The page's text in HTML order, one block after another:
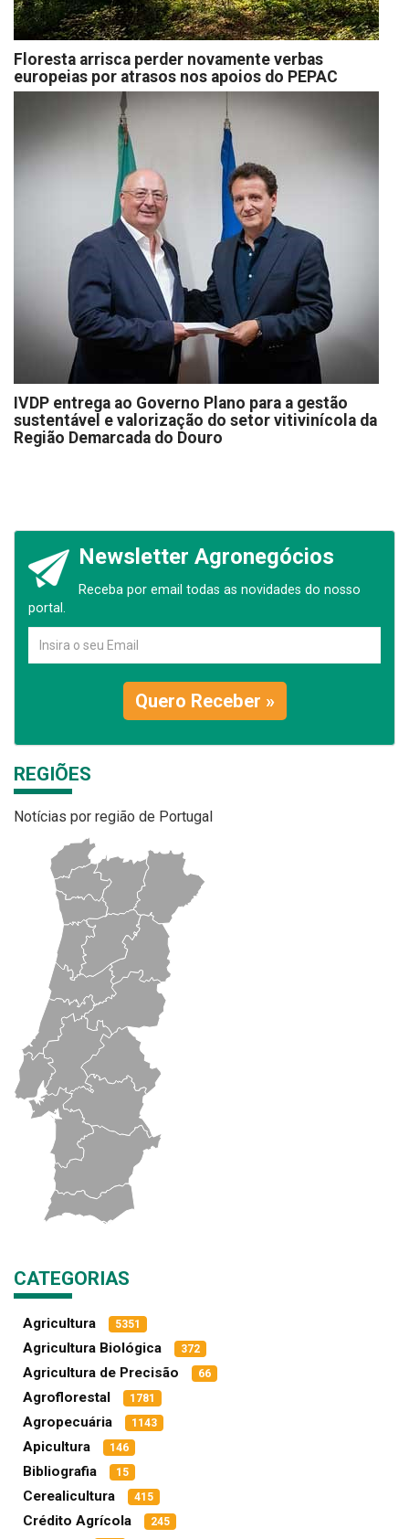
Floresta arrisca perder novamente verbas
europeias por atrasos nos apoios do PEPAC
IVDP entrega ao Governo Plano para a gestão
sustentável e valorização do setor vitivinícola da
Região Demarcada do Douro
Newsletter Agronegócios
Receba por email todas as novidades do nosso
portal.
Quero Receber »
REGIÕES
Notícias por região de Portugal
CATEGORIAS
Agricultura 5351
Agricultura Biológica 372
Agricultura de Precisão 66
Agroflorestal 1781
Agropecuária 1143
Apicultura 146
Bibliografia 15
Cerealicultura 415
Crédito Agrícola 245